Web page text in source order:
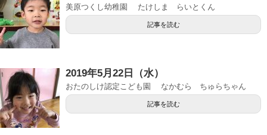
美原つくし幼稚園 たけしま らいとくん
記事を読む
2019年5月22日（水）
おたのしけ認定こども園 なかむら ちゅらちゃん
記事を読む